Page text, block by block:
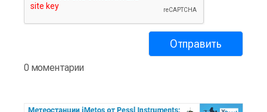
0 моментарии